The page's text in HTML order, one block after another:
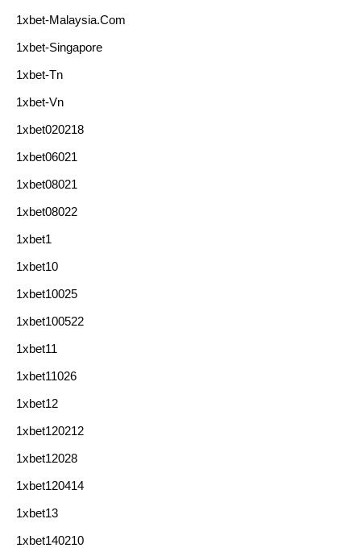
1xbet-Malaysia.com
1xbet-Singapore
1xbet-Tn
1xbet-Vn
1xbet020218
1xbet06021
1xbet08021
1xbet08022
1xbet1
1xbet10
1xbet10025
1xbet100522
1xbet11
1xbet11026
1xbet12
1xbet120212
1xbet12028
1xbet120414
1xbet13
1xbet140210